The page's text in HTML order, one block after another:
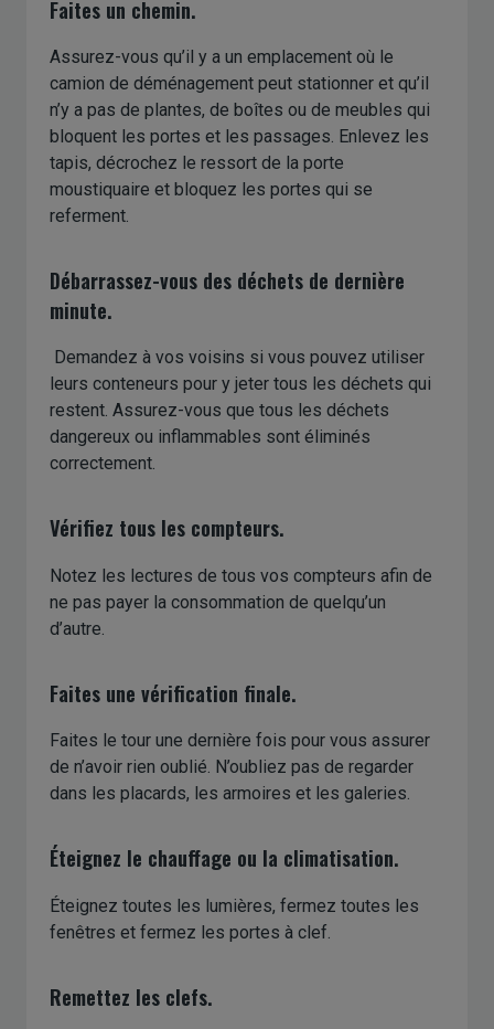
Faites un chemin.
Assurez-vous qu’il y a un emplacement où le
camion de déménagement peut stationner et qu’il
n’y a pas de plantes, de boîtes ou de meubles qui
bloquent les portes et les passages. Enlevez les
tapis, décrochez le ressort de la porte
moustiquaire et bloquez les portes qui se
referment.
Débarrassez-vous des déchets de dernière
minute.
Demandez à vos voisins si vous pouvez utiliser
leurs conteneurs pour y jeter tous les déchets qui
restent. Assurez-vous que tous les déchets
dangereux ou inflammables sont éliminés
correctement.
Vérifiez tous les compteurs.
Notez les lectures de tous vos compteurs afin de
ne pas payer la consommation de quelqu’un
d’autre.
Faites une vérification finale.
Faites le tour une dernière fois pour vous assurer
de n’avoir rien oublié. N’oubliez pas de regarder
dans les placards, les armoires et les galeries.
Éteignez le chauffage ou la climatisation.
Éteignez toutes les lumières, fermez toutes les
fenêtres et fermez les portes à clef.
Remettez les clefs.